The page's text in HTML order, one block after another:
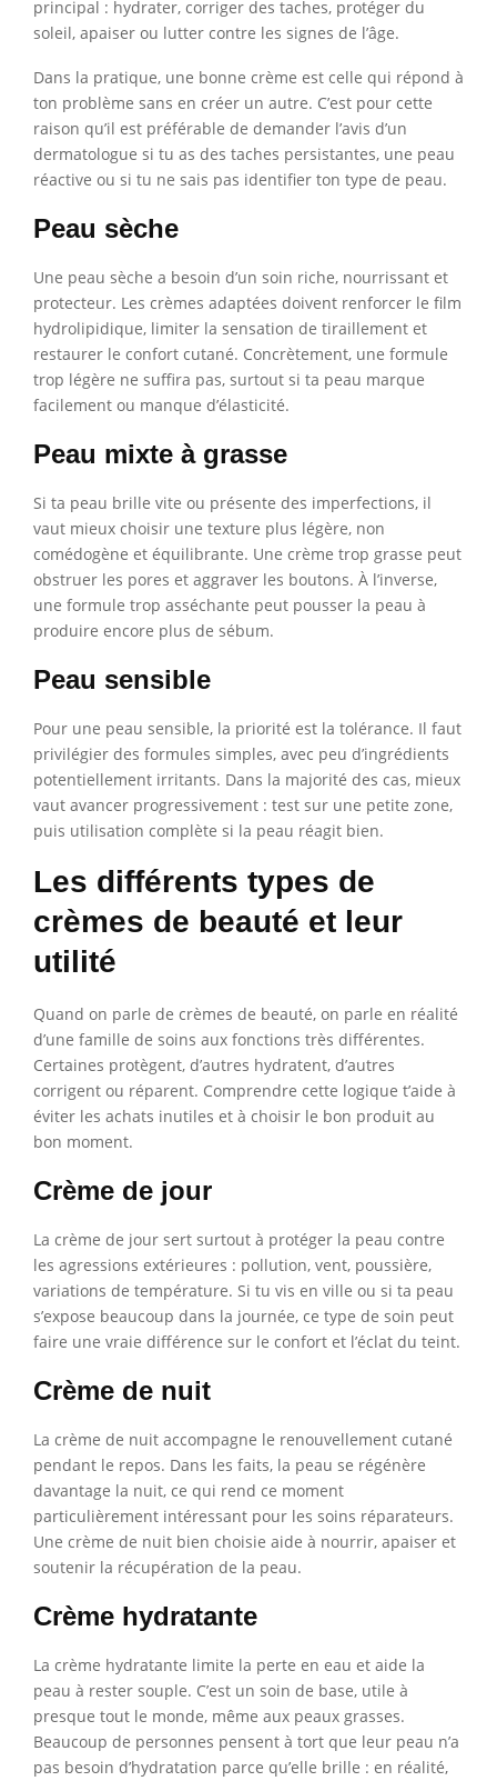
principal : hydrater, corriger des taches, protéger du
soleil, apaiser ou lutter contre les signes de l’âge.
Dans la pratique, une bonne crème est celle qui répond à
ton problème sans en créer un autre. C’est pour cette
raison qu’il est préférable de demander l’avis d’un
dermatologue si tu as des taches persistantes, une peau
réactive ou si tu ne sais pas identifier ton type de peau.
Peau sèche
Une peau sèche a besoin d’un soin riche, nourrissant et
protecteur. Les crèmes adaptées doivent renforcer le film
hydrolipidique, limiter la sensation de tiraillement et
restaurer le confort cutané. Concrètement, une formule
trop légère ne suffira pas, surtout si ta peau marque
facilement ou manque d’élasticité.
Peau mixte à grasse
Si ta peau brille vite ou présente des imperfections, il
vaut mieux choisir une texture plus légère, non
comédogène et équilibrante. Une crème trop grasse peut
obstruer les pores et aggraver les boutons. À l’inverse,
une formule trop asséchante peut pousser la peau à
produire encore plus de sébum.
Peau sensible
Pour une peau sensible, la priorité est la tolérance. Il faut
privilégier des formules simples, avec peu d’ingrédients
potentiellement irritants. Dans la majorité des cas, mieux
vaut avancer progressivement : test sur une petite zone,
puis utilisation complète si la peau réagit bien.
Les différents types de
crèmes de beauté et leur
utilité
Quand on parle de crèmes de beauté, on parle en réalité
d’une famille de soins aux fonctions très différentes.
Certaines protègent, d’autres hydratent, d’autres
corrigent ou réparent. Comprendre cette logique t’aide à
éviter les achats inutiles et à choisir le bon produit au
bon moment.
Crème de jour
La crème de jour sert surtout à protéger la peau contre
les agressions extérieures : pollution, vent, poussière,
variations de température. Si tu vis en ville ou si ta peau
s’expose beaucoup dans la journée, ce type de soin peut
faire une vraie différence sur le confort et l’éclat du teint.
Crème de nuit
La crème de nuit accompagne le renouvellement cutané
pendant le repos. Dans les faits, la peau se régénère
davantage la nuit, ce qui rend ce moment
particulièrement intéressant pour les soins réparateurs.
Une crème de nuit bien choisie aide à nourrir, apaiser et
soutenir la récupération de la peau.
Crème hydratante
La crème hydratante limite la perte en eau et aide la
peau à rester souple. C’est un soin de base, utile à
presque tout le monde, même aux peaux grasses.
Beaucoup de personnes pensent à tort que leur peau n’a
pas besoin d’hydratation parce qu’elle brille : en réalité,